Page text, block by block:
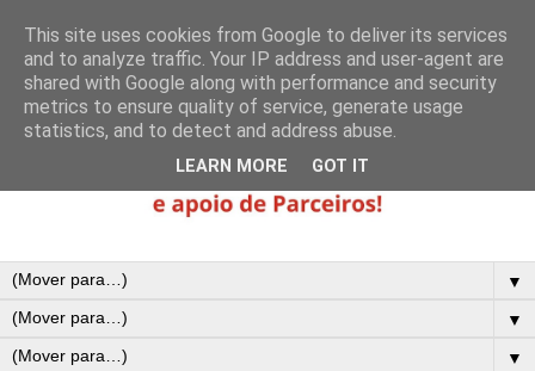
▼
▼
▼
This site uses cookies from Google to deliver its services
and to analyze traffic. Your IP address and user-agent are
shared with Google along with performance and security
metrics to ensure quality of service, generate usage
statistics, and to detect and address abuse.
LEARN MORE GOT IT